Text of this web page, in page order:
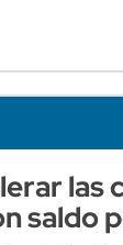
las
saldo